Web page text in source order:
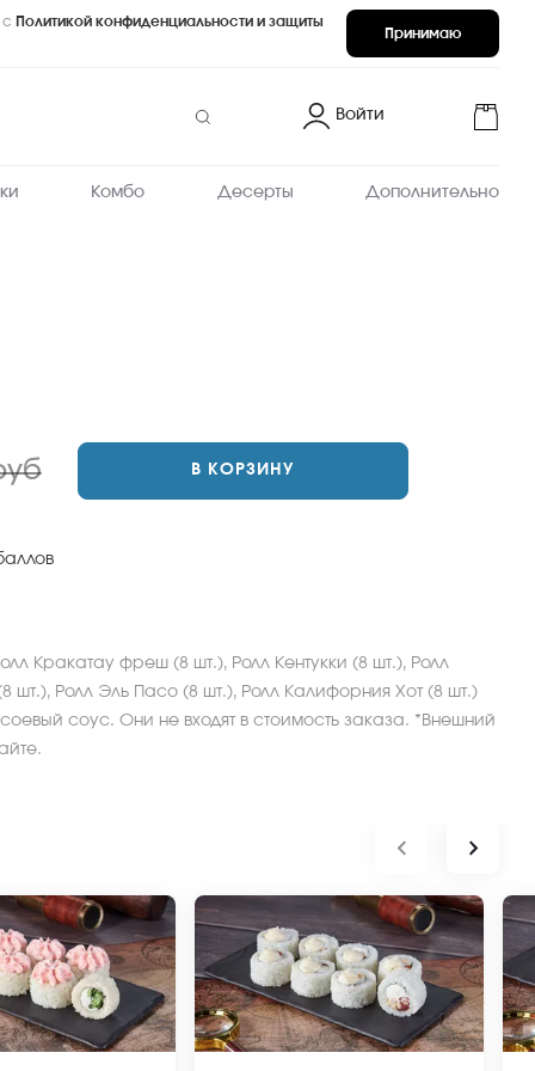
Принимаю
с Политикой конфиденциальности и защиты
Войти
Комбо Десерты Дополнительно
В КОРЗИНУ
Кракатау фреш (8 шт.), Ролл Кентукки (8 шт.), Ролл
шт.), Ролл Эль Пасо (8 шт.), Ролл Калифорния Хот (8 шт.)
соус. Они не входят в стоимость заказа. *Внешний